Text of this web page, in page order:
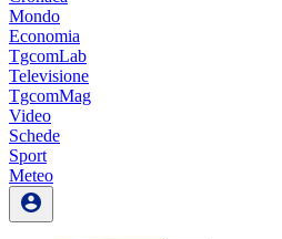
Mondo
Economia
TgcomLab
Televisione
TgcomMag
Video
Schede
Sport
Meteo